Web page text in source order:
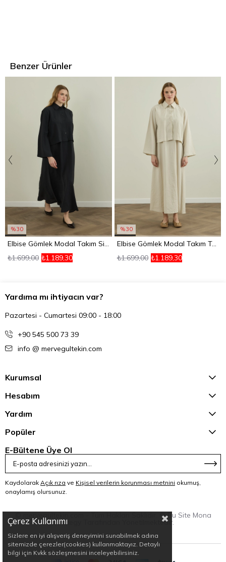
Benzer Ürünler
%30
Elbise Gömlek Modal Takım Siyah
₺1.189,30
₺1.699,00
%30
Elbise Gömlek Modal Takım Taş
₺1.189,30
₺1.699,00
Yardıma mı ihtiyacın var?
Pazartesi - Cumartesi 09:00 - 18:00
+90 545 500 73 39
info @ mervegultekin.com
Kurumsal
Hesabım
Yardım
Popüler
E-Bültene Üye Ol
Kaydolarak Açık rıza ve Kişisel verilerin korunması metnini okumuş,
onaylamış olursunuz.
© mervegultekin.com - Tüm Hakları Saklıdır. © Bu Site Mona
Strategy Tarafından Yönetilmektedir.
Çerez Kullanımı
Sizlere en iyi alışveriş deneyimini sunabilmek adına
sitemizde çerezler(cookies) kullanmaktayız. Detaylı
bilgi için Kvkk sözleşmesini inceleyebilirsiniz.